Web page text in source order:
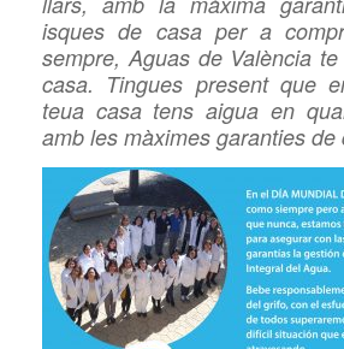
isques de casa per a
sempre, Aguas de València
casa. Tingues present que
teua casa tens aigua en
amb les màximes garanties de